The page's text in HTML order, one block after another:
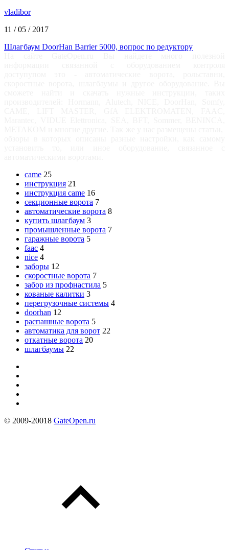
vladibor
11 / 05 / 2017
Шлагбаум DoorHan Barrier 5000, вопрос по редуктору
came 25
инструкция 21
инструкция came 16
секционные ворота 7
автоматические ворота 8
купить шлагбаум 3
промышленные ворота 7
гаражные ворота 5
faac 4
nice 4
заборы 12
скоростные ворота 7
забор из профнастила 5
кованые калитки 3
перегрузочные системы 4
doorhan 12
распашные ворота 5
автоматика для ворот 22
откатные ворота 20
шлагбаумы 22
© 2009-20018 GateOpen.ru